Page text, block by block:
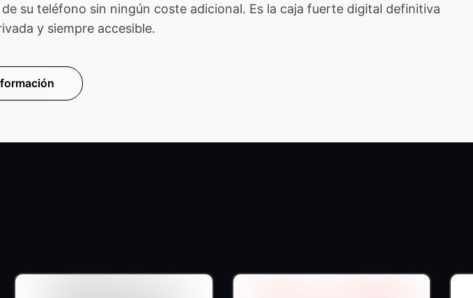
su teléfono sin ningún coste adicional. Es la caja fuerte digital definitiva
y siempre accesible.